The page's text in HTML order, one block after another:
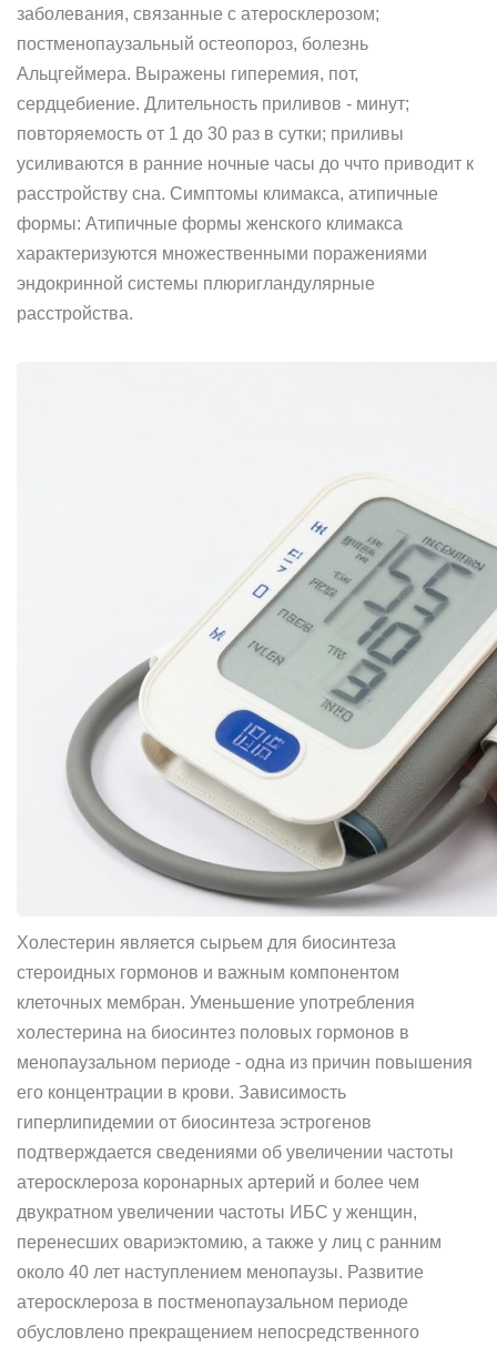
заболевания, связанные с атеросклерозом;
постменопаузальный остеопороз, болезнь
Альцгеймера. Выражены гиперемия, пот,
сердцебиение. Длительность приливов - минут;
повторяемость от 1 до 30 раз в сутки; приливы
усиливаются в ранние ночные часы до ччто приводит к
расстройству сна. Симптомы климакса, атипичные
формы: Атипичные формы женского климакса
характеризуются множественными поражениями
эндокринной системы плюригландулярные
расстройства.
Холестерин является сырьем для биосинтеза
стероидных гормонов и важным компонентом
клеточных мембран. Уменьшение употребления
холестерина на биосинтез половых гормонов в
менопаузальном периоде - одна из причин повышения
его концентрации в крови. Зависимость
гиперлипидемии от биосинтеза эстрогенов
подтверждается сведениями об увеличении частоты
атеросклероза коронарных артерий и более чем
двукратном увеличении частоты ИБС у женщин,
перенесших овариэктомию, а также у лиц с ранним
около 40 лет наступлением менопаузы. Развитие
атеросклероза в постменопаузальном периоде
обусловлено прекращением непосредственного